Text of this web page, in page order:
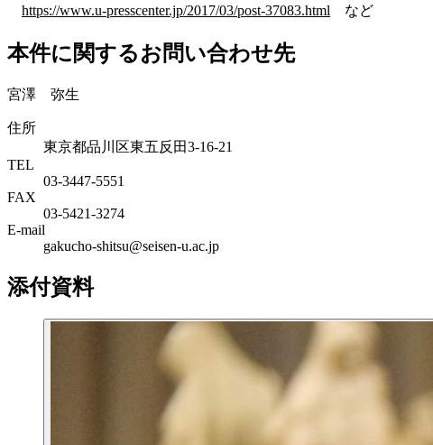
https://www.u-presscenter.jp/2017/03/post-37083.html など
本件に関するお問い合わせ先
宮澤 弥生
住所
東京都品川区東五反田3-16-21
TEL
03-3447-5551
FAX
03-5421-3274
E-mail
gakucho-shitsu@seisen-u.ac.jp
添付資料